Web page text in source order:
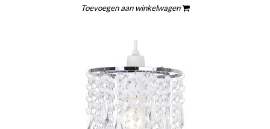
Toevoegen aan winkelwagen